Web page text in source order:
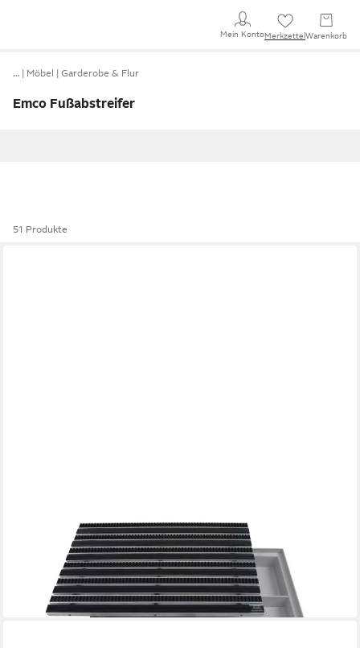
Mein KontoMerkzettel Warenkorb
… Möbel Garderobe & Flur
Emco Fußabstreifer
51 Produkte
Fußmatte Eingangsmatte DIPLOMAT + Bodenwanne, Gummi +
Bürsten Grau, rechteckig, Höhe: 75 mm, Größe: 600x400 mm,
für Innen- und Außenbereich
194,90 €
lieferbar - in 2-3 Werktagen bei dir